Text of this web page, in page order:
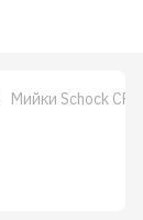
Мийки Schock